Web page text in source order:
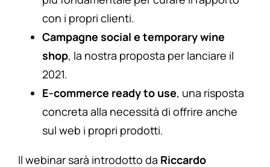
con i propri clienti.
Campagne social e temporary wine
shop, la nostra proposta per lanciare il
2021.
E-commerce ready to use, una risposta
concreta alla necessità di offrire anche
sul web i propri prodotti.
Il webinar sarà introdotto da Riccardo